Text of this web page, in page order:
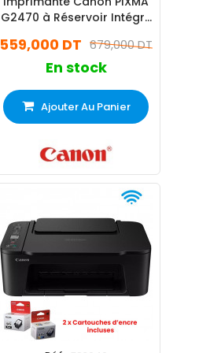
G2470 à Réservoir Intégré
679,000 DT
559,000 DT
En stock
Ajouter Au Panier